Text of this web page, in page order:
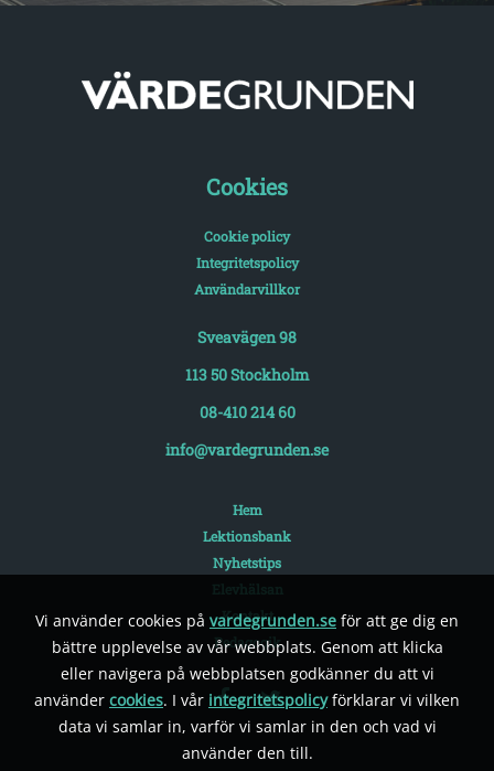
Vi använder cookies på vardegrunden.se för att ge dig en
bättre upplevelse av vår webbplats. Genom att klicka
eller navigera på webbplatsen godkänner du att vi
använder cookies. I vår integritetspolicyförklarar vi vilken
data vi samlar in, varför vi samlar in den och vad vi
använder den till.
Cookies
Cookie policy
Integritetspolicy
Användarvillkor
Sveavägen 98
113 50 Stockholm
08-410 214 60
info@vardegrunden.se
Hem
Lektionsbank
Nyhetstips
Kontakt
Pedagogik